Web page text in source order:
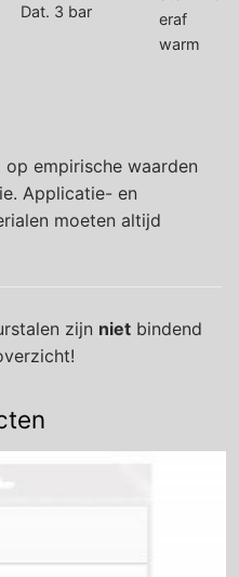
Dat. 3 bar
warm
empirische waarden
Applicatie- en
moeten altijd
zijn niet bindend